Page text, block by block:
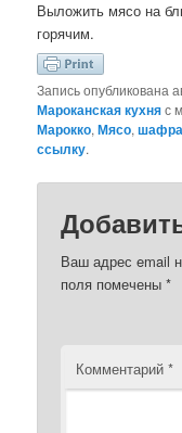
Выложить мясо на
горячим.
Запись опубликована
Мароканская кухняс
Марокко,Мясо,
ссылку.
Ваш адрес email
поля помечены*
Комментарий*